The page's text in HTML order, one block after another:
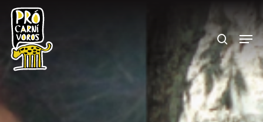
Skip
main
content
search
Menu